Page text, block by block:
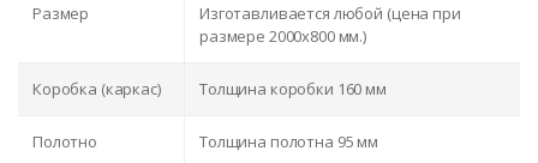
Размер
Изготавливается любой (цена при
размере 2000x800 мм.)
Коробка (каркас) Толщина коробки 160 мм
Полотно Толщина полотна 95 мм